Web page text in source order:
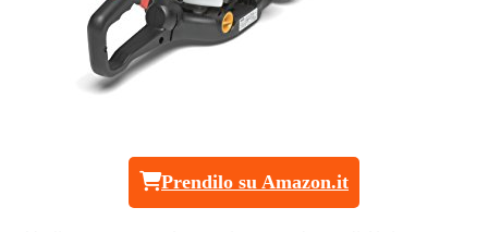
Prendilo su Amazon.it